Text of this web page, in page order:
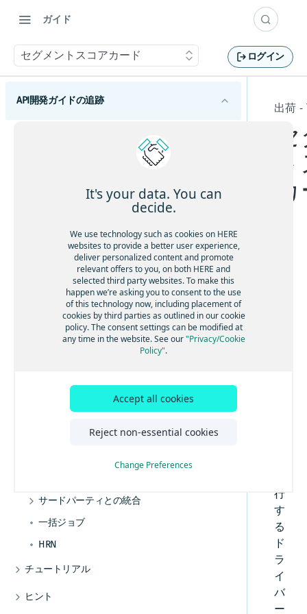
ガイド
セグメントスコアカード ログイン
API開発ガイドの追跡
仮想デバイスの使用
センサーの使用
デバイスのテレメトリーとポジショニング
テレメトリーデータのレビュー
テレメトリーの取り込み
入力ストリームを使用したテレメトリーの取
り込み
デバイストレースのクエリ
トレース出力ストリームの管理
デバイス位置データの取り込み
イベント、ルール、関連付け
ジオフェンスの作成と編集
センサールールを使用したイベントデータの
生成
ルールの作成と管理
関連付けの作成方法
外部位置イベントの使用方法
出力ストリームのイベントを有効化
エイリアス、ラベル、メタデータ
エイリアスの作成
ラベルを使用したデバイスとリソースの整理
メタデータの作成と管理
ユーザー
デバイスの所有者としての登録
プロジェクトによるデバイスとリソースの管
出荷 - Tracking API
出荷の作成と管理
セグメントごとのジャーニーの編成
セグメントスコアカード
ロケーションの作成と管理
サードパーティとの統合
Sensosとの統合
一括ジョブ
HRN
チュートリアル
ヒント
出荷 -
行
す
る
ド
ラ
イ
バ
ー
It's your data. You can
decide.
We use technology such as cookies on HERE
websites to provide a better user experience,
deliver personalized content and promote
relevant offers to you, on both HERE and
selected third party websites. To make this
happen we’re asking you to consent to the use
of this technology now, including placement of
cookies by third parties as outlined in our cookie
policy. The consent settings can be modified at
any time in the website. See our"Privacy/Cookie
Policy".
Accept all cookies
Reject non-essential cookies
Change Preferences